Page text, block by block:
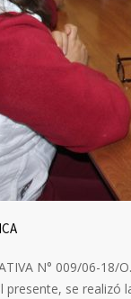
N° 009/06-18/
presente, se realizó